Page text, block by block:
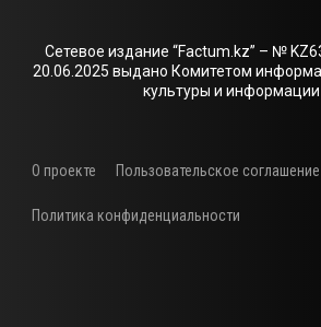
Сетевое издание “Factum.kz” – №
20.06.2025 выдано Комитетом
культуры и информации
О проекте Пользовательское соглашение
Политика конфиденциальности